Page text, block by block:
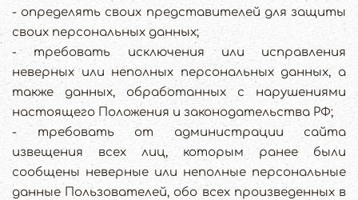
- определять своих представителей для защиты
своих персональных данных;
- требовать исключения или исправления
неверных или неполных персональных данных, а
также данных, обработанных с нарушениями
настоящего Положения и законодательства РФ;
- требовать от администрации сайта
извещения всех лиц, которым ранее были
сообщены неверные или неполные персональные
данные Пользователей, обо всех произведенных в